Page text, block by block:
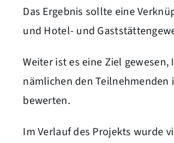
Das Ergebnis sollte eine
und Hotel- und
Weiter ist es eine Ziel
nämlichen den
bewerten.
Im Verlauf des Projekts wurde